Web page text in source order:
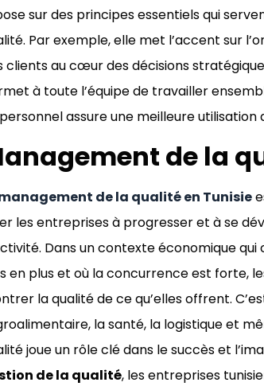
sur des principes essentiels qui
Par exemple, elle met l’accent sur
clients au cœur des décisions
à toute l’équipe de travailler
assure une meilleure
de la
de la qualité en Tunisie
les entreprises à progresser et à se
Dans un contexte économique
en plus et où la concurrence est forte,
la qualité de ce qu’elles offrent.
la santé, la logistique et
joue un rôle clé dans le succès et
de la qualité, les entreprises